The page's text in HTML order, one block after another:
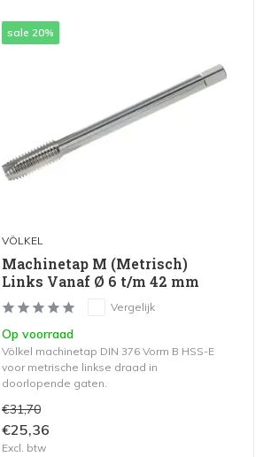
sale 20%
VÖLKEL
Machinetap M (Metrisch)
Links Vanaf Ø 6 t/m 42 mm
Vergelijk
Op voorraad
Völkel machinetap DIN 376 Vorm B HSS-E
voor metrische linkse draad in
doorlopende gaten.
€31,70
€25,36
Excl. btw